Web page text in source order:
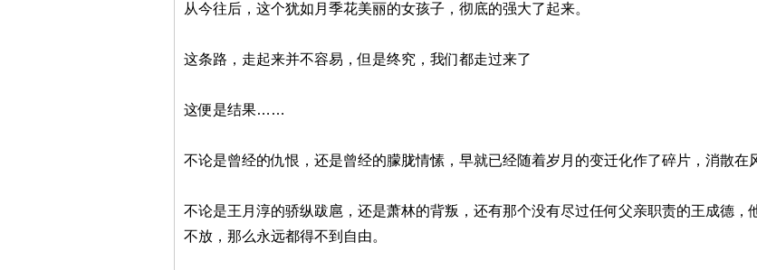
从今往后，这个犹如月季花美丽的女孩子，彻底的强大了起来。
这条路，走起来并不容易，但是终究，我们都走过来了
这便是结果……
不论是曾经的仇恨，还是曾经的朦胧情愫，早就已经随着岁月的变迁化作了碎片，消散
不论是王月淳的骄纵跋扈，还是萧林的背叛，还有那个没有尽过任何父亲职责的王成德
不放，那么永远都得不到自由。